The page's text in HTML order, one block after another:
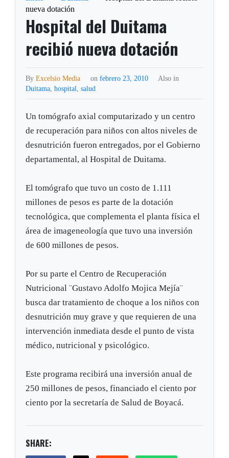
nueva dotación
Hospital del Duitama
recibió nueva dotación
ByExcelsio Media on febrero 23, 2010
Also in
Duitama,hospital,salud
Un tomógrafo axial computarizado y un centro
de recuperación para niños con altos niveles de
desnutrición fueron entregados, por el Gobierno
departamental, al Hospital de Duitama.
El tomógrafo que tuvo un costo de 1.111
millones de pesos es parte de la dotación
tecnológica, que complementa el planta física el
área de imageneología que tuvo una inversión
de 600 millones de pesos.
Por su parte el Centro de Recuperación
Nutricional ¨Gustavo Adolfo Mojica Mejía¨
busca dar tratamiento de choque a los niños con
desnutrición muy grave y que requieren de una
intervención inmediata desde el punto de vista
médico, nutricional y psicológico.
Este programa recibirá una inversión anual de
250 millones de pesos, financiado el ciento por
ciento por la secretaría de Salud de Boyacá.
SHARE: